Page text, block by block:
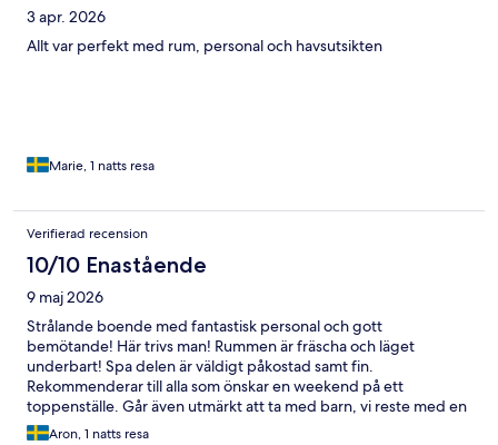
3 apr. 2026
Allt var perfekt med rum, personal och havsutsikten
Marie, 1 natts resa
Verifierad recension
10/10 Enastående
9 maj 2026
Strålande boende med fantastisk personal och gott
bemötande! Här trivs man! Rummen är fräscha och läget
underbart! Spa delen är väldigt påkostad samt fin.
Rekommenderar till alla som önskar en weekend på ett
toppenställe. Går även utmärkt att ta med barn, vi reste med en
2 åring.Aron, 1 natts resa